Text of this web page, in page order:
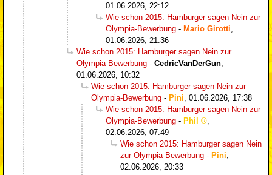
01.06.2026, 22:12
Wie schon 2015: Hamburger sagen Nein zur
Olympia-Bewerbung - Mario Girotti,
01.06.2026, 21:36
Wie schon 2015: Hamburger sagen Nein zur
Olympia-Bewerbung - CedricVanDerGun,
01.06.2026, 10:32
Wie schon 2015: Hamburger sagen Nein zur
Olympia-Bewerbung - Pini, 01.06.2026, 17:38
Wie schon 2015: Hamburger sagen Nein zur
Olympia-Bewerbung - Phil
,
02.06.2026, 07:49
Wie schon 2015: Hamburger sagen Nein
zur Olympia-Bewerbung - Pini,
02.06.2026, 20:33